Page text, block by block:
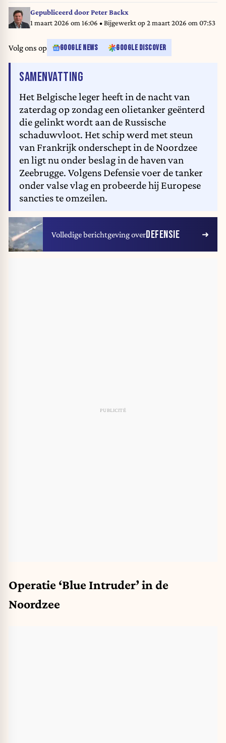
d’une conférence de presse de la Défense. BELGA PHOTO NICOLAS
MAETERLINCK
Gepubliceerd doorPeter Backx
1 maart 2026 om 16:06 • Bijgewerkt op2 maart 2026 om 07:53
Volg ons op GOOGLE NEWS GOOGLE DISCOVER
SAMENVATTING
Het Belgische leger heeft in de nacht van
zaterdag op zondag een olietanker geënterd
die gelinkt wordt aan de Russische
schaduwvloot. Het schip werd met steun
van Frankrijk onderschept in de Noordzee
en ligt nu onder beslag in de haven van
Zeebrugge. Volgens Defensie voer de tanker
onder valse vlag en probeerde hij Europese
sancties te omzeilen.
Volledige berichtgeving overDEFENSIE
Operatie ‘Blue Intruder’ in de
Noordzee